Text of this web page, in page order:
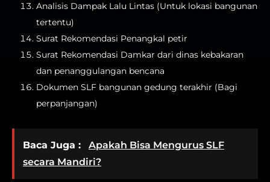
Analisis Dampak Lalu Lintas (Untuk lokasi bangunan
tertentu)
Surat Rekomendasi Penangkal petir
Surat Rekomendasi Damkar dari dinas kebakaran
dan penanggulangan bencana
Dokumen SLF bangunan gedung terakhir (Bagi
perpanjangan)
Baca Juga :
Apakah Bisa Mengurus SLF
secara Mandiri?